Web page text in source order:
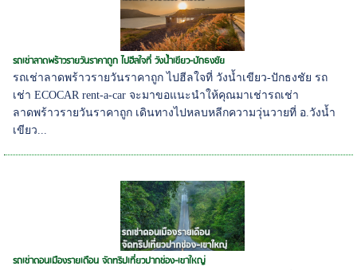
รถเช่าลาดพร้าวรายวันราคาถูก ไปฮีลใจที่ วังน้ำเขียว-ปักธงชัย
รถเช่าลาดพร้าวรายวันราคาถูก ไปฮีลใจที่ วังน้ำเขียว-ปักธงชัย รถ
เช่า ECOCAR rent-a-car จะมาขอแนะนำให้คุณมาเช่ารถเช่า
ลาดพร้าวรายวันราคาถูก เดินทางไปหลบหลีกความวุ่นวายที่ อ.วังน้ำ
เขียว...
รถเช่าดอนเมืองรายเดือน จัดทริปเที่ยวปากช่อง-เขาใหญ่